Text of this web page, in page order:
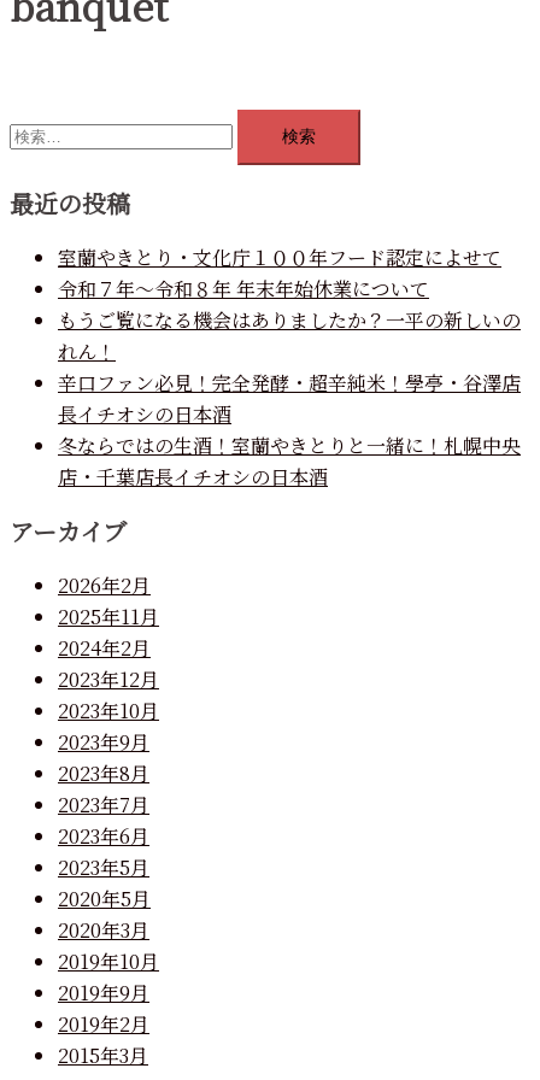
検
索:
最近の投稿
室蘭やきとり・文化庁１００年フード認定によせて
令和７年～令和８年 年末年始休業について
もうご覧になる機会はありましたか？一平の新しいの
れん！
辛口ファン必見！完全発酵・超辛純米！學亭・谷澤店
長イチオシの日本酒
冬ならではの生酒！室蘭やきとりと一緒に！札幌中央
店・千葉店長イチオシの日本酒
アーカイブ
2026年2月
2025年11月
2024年2月
2023年12月
2023年10月
2023年9月
2023年8月
2023年7月
2023年6月
2023年5月
2020年5月
2020年3月
2019年10月
2019年9月
2019年2月
2015年3月